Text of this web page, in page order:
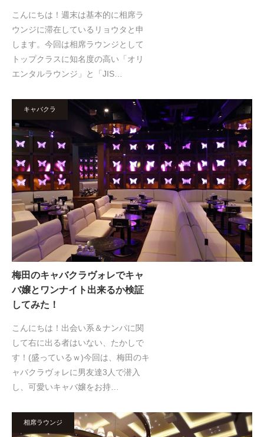
こんにちは！週末は基本的に相席ラ
ウンジに滞在しているリョウタと申
します。今回は相席ラウンジとして
トップクラスに知名度の高い「オリ
エンタルラウンジ」と「JIS…
キャバクラ
梅田のキャバクラヴォレでキャ
バ嬢とワンナイト出来るか検証
してみた！
こんにちは！出会い系＆ナンパに関
して右に出る者はいない、たかしで
す！(盛っているｗ)今回は、梅田のキ
ャバクラヴォレに男友達3人で潜入
し、可愛いキャバ嬢をお持…
相席ラウンジ